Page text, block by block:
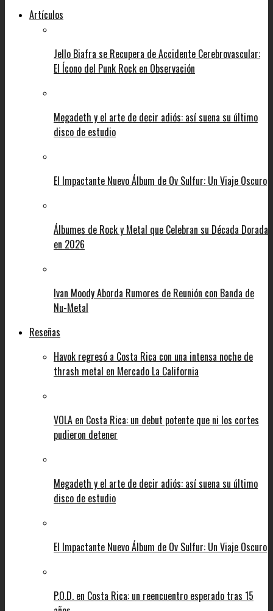
Artículos
Jello Biafra se Recupera de Accidente Cerebrovascular:
El Ícono del Punk Rock en Observación
Megadeth y el arte de decir adiós: así suena su último
disco de estudio
El Impactante Nuevo Álbum de Ov Sulfur: Un Viaje Oscuro
Álbumes de Rock y Metal que Celebran su Década Dorada
en 2026
Ivan Moody Aborda Rumores de Reunión con Banda de
Nu-Metal
Reseñas
Havok regresó a Costa Rica con una intensa noche de
thrash metal en Mercado La California
VOLA en Costa Rica: un debut potente que ni los cortes
pudieron detener
Megadeth y el arte de decir adiós: así suena su último
disco de estudio
El Impactante Nuevo Álbum de Ov Sulfur: Un Viaje Oscuro
P.O.D. en Costa Rica: un reencuentro esperado tras 15